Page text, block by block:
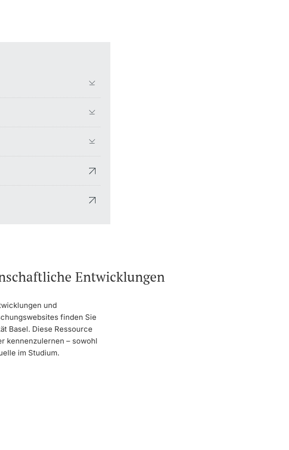
Entwicklungen
und
finden Sie
Basel. Diese Ressource
kennenzulernen – sowohl
im Studium.